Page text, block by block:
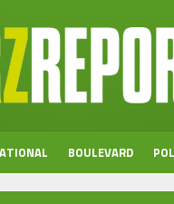
BOULEVARD